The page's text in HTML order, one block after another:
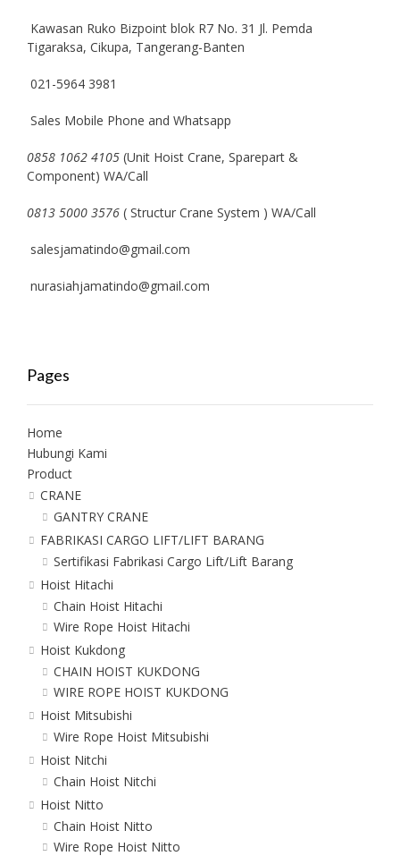
Kawasan Ruko Bizpoint blok R7 No. 31 Jl. Pemda
Tigaraksa, Cikupa, Tangerang-Banten
021-5964 3981
Sales Mobile Phone and Whatsapp
0858 1062 4105 (Unit Hoist Crane, Sparepart &
Component) WA/Call
0813 5000 3576 ( Structur Crane System ) WA/Call
salesjamatindo@gmail.com
nurasiahjamatindo@gmail.com
Pages
Home
Hubungi Kami
Product
CRANE
GANTRY CRANE
FABRIKASI CARGO LIFT/LIFT BARANG
Sertifikasi Fabrikasi Cargo Lift/Lift Barang
Hoist Hitachi
Chain Hoist Hitachi
Wire Rope Hoist Hitachi
Hoist Kukdong
CHAIN HOIST KUKDONG
WIRE ROPE HOIST KUKDONG
Hoist Mitsubishi
Wire Rope Hoist Mitsubishi
Hoist Nitchi
Chain Hoist Nitchi
Hoist Nitto
Chain Hoist Nitto
Wire Rope Hoist Nitto